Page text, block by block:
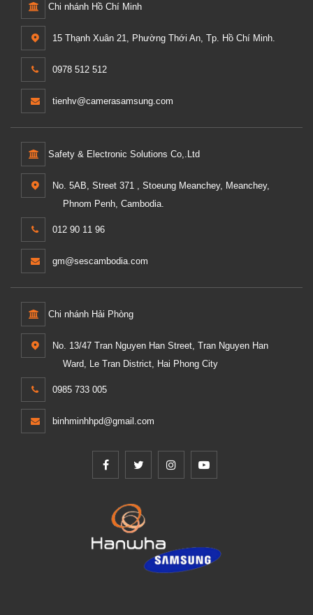
Chi nhánh Hồ Chí Minh
15 Thạnh Xuân 21, Phường Thới An, Tp. Hồ Chí Minh.
0978 512 512
tienhv@camerasamsung.com
Safety & Electronic Solutions Co,.Ltd
No. 5AB, Street 371 , Stoeung Meanchey, Meanchey,
Phnom Penh, Cambodia.
012 90 11 96
gm@sescambodia.com
Chi nhánh Hải Phòng
No. 13/47 Tran Nguyen Han Street, Tran Nguyen Han
Ward, Le Tran District, Hai Phong City
0985 733 005
binhminhhpd@gmail.com